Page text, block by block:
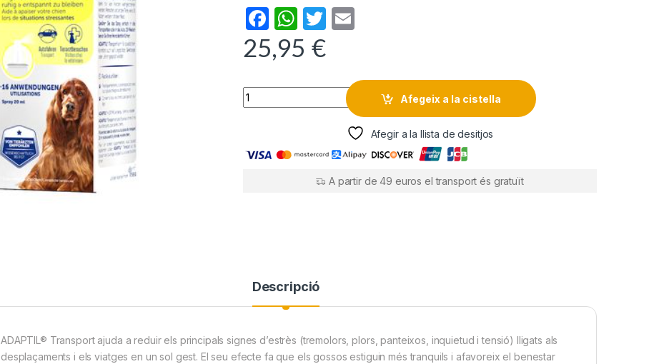
F
a
c
e
b
o
W
h
at
s
A
p
T
er
25,95€
ADAPTIL Transport quantity
Afegeix a la cistella
Afegir a la llista de desitjos
A partir de 49 euros el transport és gratuït
Descripció
ADAPTIL® Transport ajuda a reduir els principals signes d’estrès (tremolors, plors, panteixos, inquietud i tensió) lligats als
desplaçaments i els viatges en un sol gest. El seu efecte fa que els gossos estiguin més tranquils i afavoreix el benestar